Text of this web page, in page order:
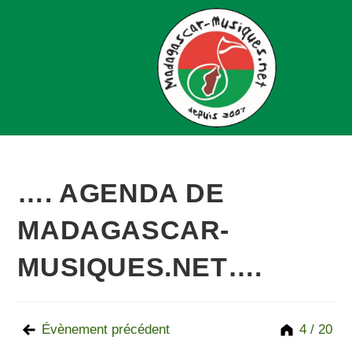
…. AGENDA DE
MADAGASCAR-
MUSIQUES.NET….
Évènement précédent
4 / 20